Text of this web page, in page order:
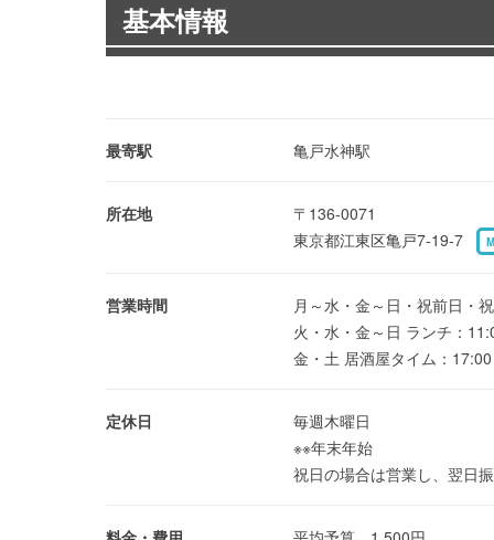
基本情報
最寄駅 亀戸水神駅
所在地
〒136-0071
東京都江東区亀戸7-19-7
営業時間
月～水・金～日・祝前日・
火・水・金～日 ランチ：
金・土 居酒屋タイム：
定休日
毎週木曜日
※※年末年始
祝日の場合は営業し、翌日